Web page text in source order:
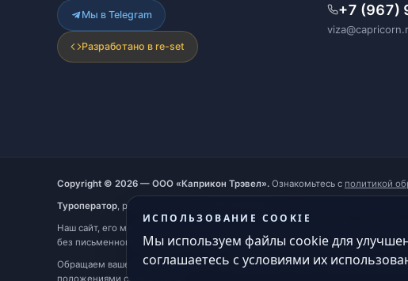
ИСПОЛЬЗОВАНИЕ COOKIE
Мы используем файлы cookie для
соглашаетесь с условиями их
Мы в Telegram
Разработано в re-set
+7 (967)
Copyright © 2026 — ООО «Каприкон Трэвел». Ознакомьтесь с политикой
Туроператор, реестровый номер
Наш сайт, его материалы, дизайн являются объектами авторского права.
без письменного разрешения правообладателя. При полном или частичном
Обращаем ваше внимание на то, что информация на сайте предоставлена
положениями ст. 437 ГК РФ.